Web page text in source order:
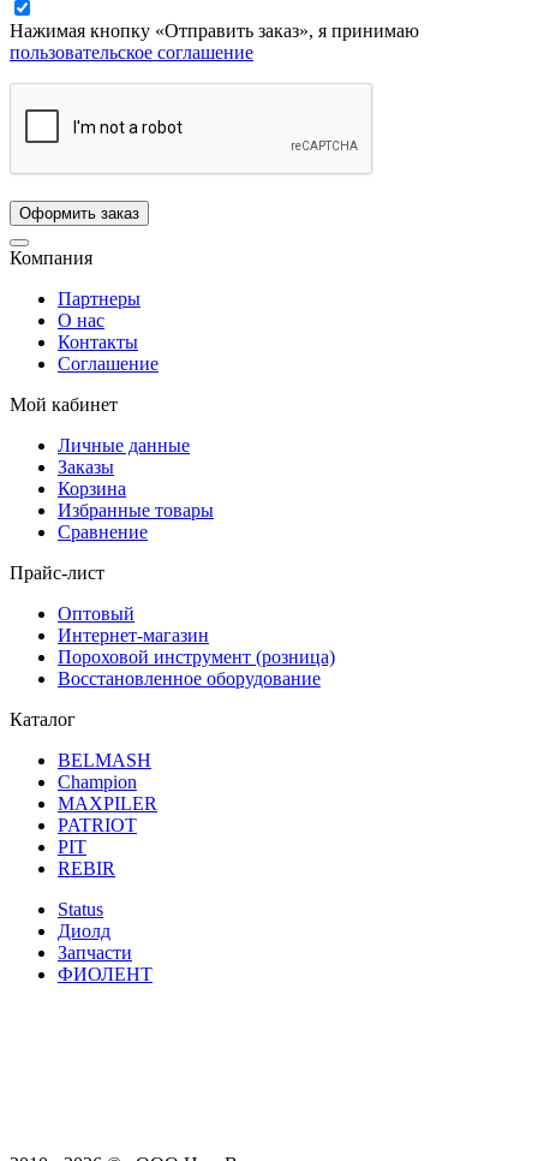
Нажимая кнопку «Отправить заказ», я принимаю
пользовательское соглашение
Компания
Партнеры
О нас
Контакты
Соглашение
Мой кабинет
Личные данные
Заказы
Корзина
Избранные товары
Сравнение
Прайс-лист
Оптовый
Интернет-магазин
Пороховой инструмент (розница)
Восстановленное оборудование
Каталог
BELMASH
Champion
MAXPILER
PATRIOT
PIT
REBIR
Status
Диолд
Запчасти
ФИОЛЕНТ